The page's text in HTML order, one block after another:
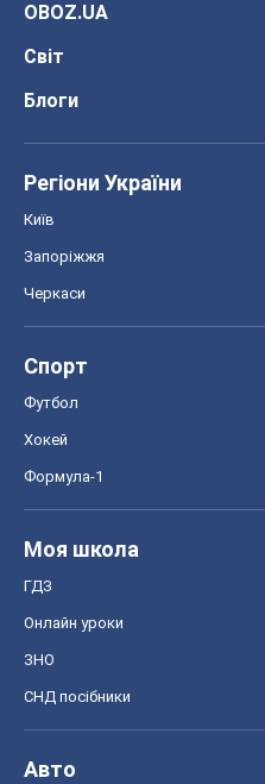
OBOZ.UA
Світ
Блоги
Регіони України
Київ
Запоріжжя
Черкаси
Спорт
Футбол
Хокей
Формула-1
Моя школа
ГДЗ
Онлайн уроки
ЗНО
СНД посібники
Авто